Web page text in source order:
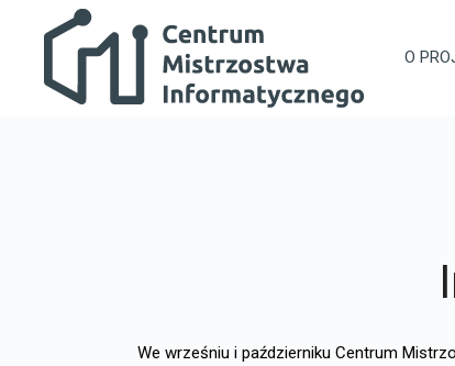
Przejdź do głównej zawartości
Centrum Mistrzostwa Informatycznego
O
We wrześniu i październiku Centrum